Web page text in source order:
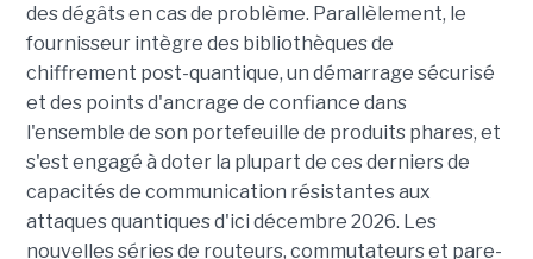
des dégâts en cas de problème. Parallèlement, le
fournisseur intègre des bibliothèques de
chiffrement post-quantique, un démarrage sécurisé
et des points d'ancrage de confiance dans
l'ensemble de son portefeuille de produits phares, et
s'est engagé à doter la plupart de ces derniers de
capacités de communication résistantes aux
attaques quantiques d'ici décembre 2026. Les
nouvelles séries de routeurs, commutateurs et pare-